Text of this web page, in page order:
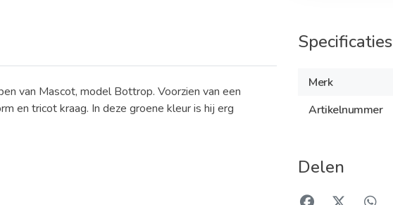
van Mascot, model Bottrop. Voorzien van een
en tricot kraag. In deze groene kleur is hij erg
Specificaties
Merk
Artikelnummer
Delen